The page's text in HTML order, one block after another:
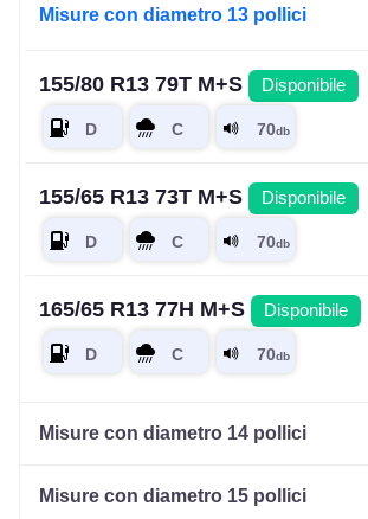
Misure con diametro 13 pollici
155/80 R13 79T M+S Disponibile
155/65 R13 73T M+S Disponibile
165/65 R13 77H M+S Disponibile
Misure con diametro 14 pollici
Misure con diametro 15 pollici